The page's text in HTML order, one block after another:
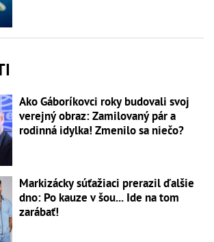
Ako Gáboríkovci roky budovali svoj
verejný obraz: Zamilovaný pár a
rodinná idylka! Zmenilo sa niečo?
Markizácky súťažiaci prerazil ďalšie
dno: Po kauze v šou... Ide na tom
zarábať!